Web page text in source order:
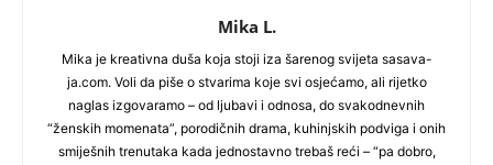
Mika L.
Mika je kreativna duša koja stoji iza šarenog svijeta sasava-
ja.com. Voli da piše o stvarima koje svi osjećamo, ali rijetko
naglas izgovaramo – od ljubavi i odnosa, do svakodnevnih
“ženskih momenata”, porodičnih drama, kuhinjskih podviga i onih
smiješnih trenutaka kada jednostavno trebaš reći – “pa dobro,